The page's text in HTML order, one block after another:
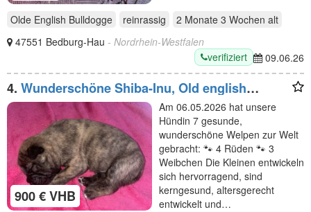
Olde English Bulldogge reinrassig 2 Monate 3 Wochen alt
47551 Bedburg-Hau - Nordrhein-Westfalen
verifiziert
09.06.26
4. Wunderschöne Shiba-Inu, Old english
Bulldogs Mix Welpen suchen ein liebevolles
Zuhause
900 € VHB
Am 06.05.2026 hat unsere
Hündin 7 gesunde,
wunderschöne Welpen zur Welt
gebracht: 🐾 4 Rüden 🐾 3
Weibchen Die Kleinen entwickeln
sich hervorragend, sind
kerngesund, altersgerecht
entwickelt und…